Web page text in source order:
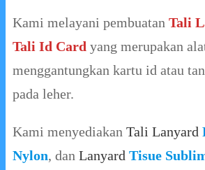
Kami melayani pembuatan Tali
Tali Id Card yang merupakan
menggantungkan kartu id atau
pada leher.
Kami menyediakan Tali Lanyard
Nylon, dan Lanyard Tisue